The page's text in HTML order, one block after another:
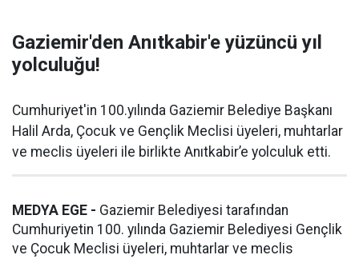
Gaziemir'den Anıtkabir'e yüzüncü yıl
yolculuğu!
Cumhuriyet'in 100.yılında Gaziemir Belediye Başkanı
Halil Arda, Çocuk ve Gençlik Meclisi üyeleri, muhtarlar
ve meclis üyeleri ile birlikte Anıtkabir’e yolculuk etti.
MEDYA EGE - Gaziemir Belediyesi tarafından
Cumhuriyetin 100. yılında Gaziemir Belediyesi Gençlik
ve Çocuk Meclisi üyeleri, muhtarlar ve meclis